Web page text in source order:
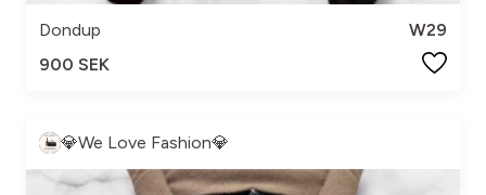
Dondup
W29
900 SEK
💎We Love Fashion💎